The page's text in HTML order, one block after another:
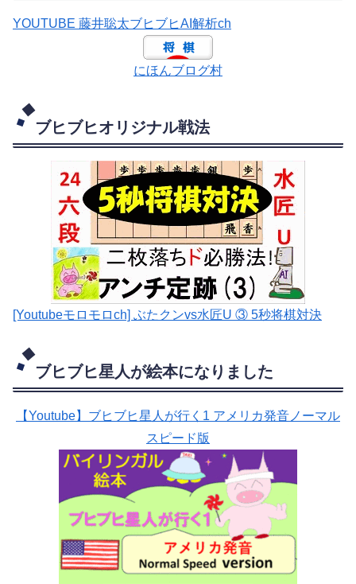
YOUTUBE 藤井聡太ブヒブヒAI解析ch
にほんブログ村
ブヒブヒオリジナル戦法
[Youtubeモロモロch] ぶたクンvs水匠U ③ 5秒将棋対決
ブヒブヒ星人が絵本になりました
【Youtube】ブヒブヒ星人が行く1 アメリカ発音ノーマル
スピード版